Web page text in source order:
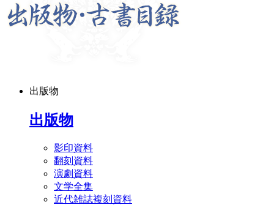
出版物
出版物
影印資料
翻刻資料
演劇資料
文学全集
近代雑誌複刻資料